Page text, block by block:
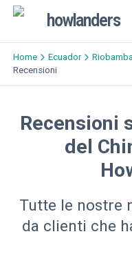
howlanders
Home Ecuador
Recensioni
Recensioni
del
Tutte le nostre
da clienti che